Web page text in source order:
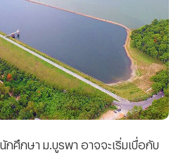
กศึกษา ม.บูรพา อาจจะเริ่มเบื่อกับ